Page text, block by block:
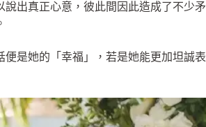
出真正心意，彼此間因此造成了不少矛
是她的「幸福」，若是她能更加坦誠表